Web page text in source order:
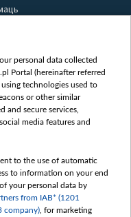
personal data collected
Portal (hereinafter referred
technologies used to
or other similar
and secure services,
media features and
to the use of automatic
to information on your end
your personal data by
from IAB* (1201
company) , for marketing